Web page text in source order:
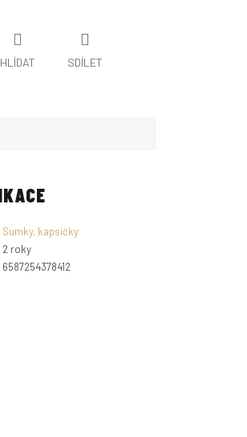
HLÍDAT SDÍLET
Sumky, kapsičky
2 roky
6587254378412